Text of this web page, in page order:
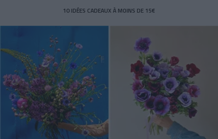
10 IDÉES CADEAUX À MOINS DE 15€